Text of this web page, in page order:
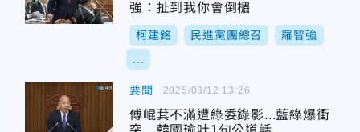
強：扯到我你會倒楣
柯建銘 民進黨團總召 羅智強
要聞
傅崐萁不滿遭綠委錄影...藍綠爆衝
2025/03/12 13:26